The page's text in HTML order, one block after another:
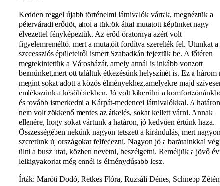
Kedden reggel újabb történelmi látnivalók vártak, megnéztük a
péterváradi erődöt, ahol a tükrök által mutatott képünket nagy
élvezettel fényképeztük. Az erőd óratornya azért volt
figyelemreméltó, mert a mutatóit fordítva szerelték fel. Utunkat a
szecessziós épületeiről ismert Szabadkán fejeztük be. A főtéren
megtekintettük a Városházát, amely annál is inkább vonzott
bennünket,mert ott találtuk étkezésünk helyszínét is. Ez a három
megint sokat adott a közös élményekhez,amelyekre majd
emlékszünk a későbbiekben. Jó volt kikerülni a
és tovább ismerkedni a Kárpát-medencei látnivalókkal. A határon
nem volt zökkenő mentes az átkelés, sokat kellett várni. Annak
ellenére, hogy sokat vártunk a határon, jó kedvűen értünk haza.
Összességében nekünk nagyon tetszett a kirándulás, mert nagyon
szeretünk új országokat felfedezni. Nagyon jó a barátainkkal
ülni a busz utat, közben nevetni, beszélgetni. Reméljük a jövő
lelkigyakorlat még ennél is élménydúsabb lesz.
Írták: Maróti Dodó, Retkes Flóra, Ruzsáli Dénes, Schnepp